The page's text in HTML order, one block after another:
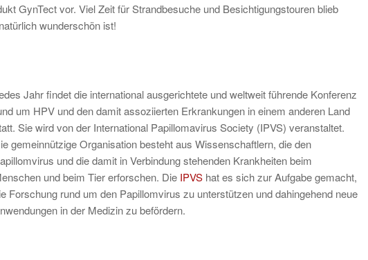
GynTect vor. Viel Zeit für Strandbesuche und Besichtigungstouren blieb
wunderschön ist!
Jahr findet die international ausgerichtete und weltweit führende Konferenz
um HPV und den damit assoziierten Erkrankungen in einem anderen Land
Sie wird von der International Papillomavirus Society (IPVS) veranstaltet.
gemeinnützige Organisation besteht aus Wissenschaftlern, die den
und die damit in Verbindung stehenden Krankheiten beim
und beim Tier erforschen. Die IPVS hat es sich zur Aufgabe gemacht,
Forschung rund um den Papillomvirus zu unterstützen und dahingehend neue
in der Medizin zu befördern.